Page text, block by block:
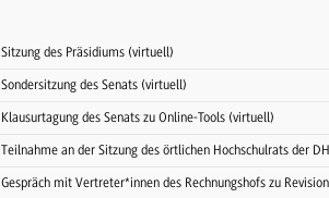
Sitzung des Präsidiums (virtuell)
Sondersitzung des Senats (virtuell)
Klausurtagung des Senats zu Online-Tools (virtuell)
Teilnahme an der Sitzung des örtlichen Hochschulrats der
Gespräch mit Vertreter*innen des Rechnungshofs zu